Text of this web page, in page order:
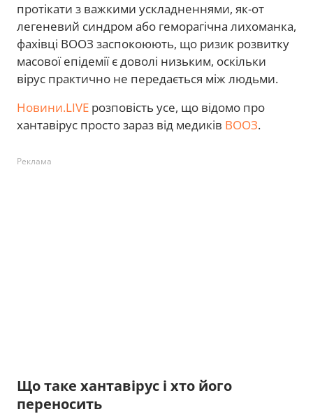
протікати з важкими ускладненнями, як-от
легеневий синдром або геморагічна лихоманка,
фахівці ВООЗ заспокоюють, що ризик розвитку
масової епідемії є доволі низьким, оскільки
вірус практично не передається між людьми.
Новини.LIVE розповість усе, що відомо про
хантавірус просто зараз від медиків ВООЗ.
Реклама
Що таке хантавірус і хто його
переносить